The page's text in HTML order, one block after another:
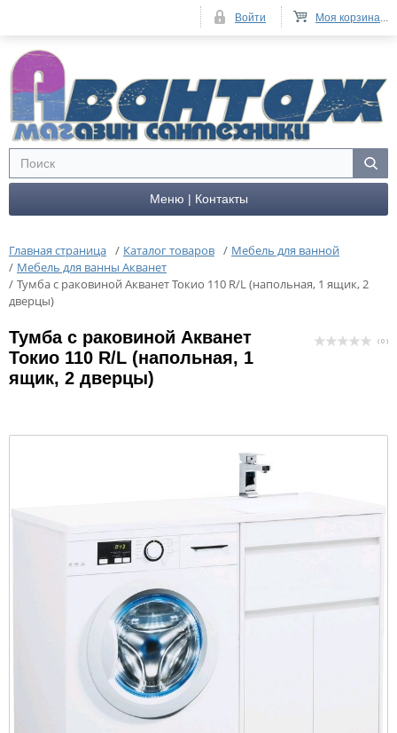
Меню | Контакты
Главная страница / Каталог товаров / Мебель для ванной
/ Мебель для ванны Акванет
/ Тумба с раковиной Акванет Токио 110 R/L (напольная, 1 ящик, 2
дверцы)
Тумба с раковиной Акванет
Токио 110 R/L (напольная, 1
ящик, 2 дверцы)
( 0 )
Моя корзина...
Войти